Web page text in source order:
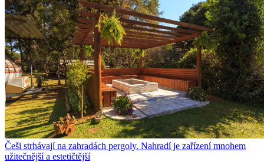
Češi strhávají na zahradách pergoly. Nahradí je zařízení mnohem
užitečnější a estetičtější